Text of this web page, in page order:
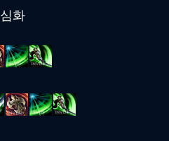
심화